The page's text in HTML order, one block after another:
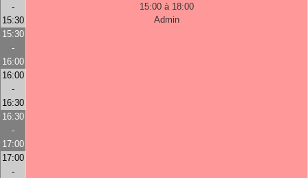
-
15:30
15:00 à 18:00
Admin
15:30
-
16:00
16:00
-
16:30
16:30
-
17:00
17:00
-